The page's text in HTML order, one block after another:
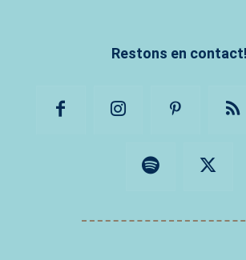
Restons en contact!